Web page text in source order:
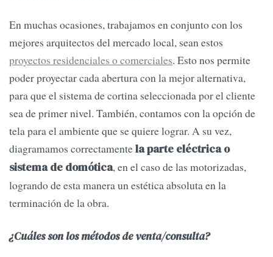
En muchas ocasiones, trabajamos en conjunto con los
mejores arquitectos del mercado local, sean estos
proyectos residenciales o comerciales. Esto nos permite
poder proyectar cada abertura con la mejor alternativa,
para que el sistema de cortina seleccionada por el cliente
sea de primer nivel. También, contamos con la opción de
tela para el ambiente que se quiere lograr. A su vez,
diagramamos correctamentela parte eléctrica o
sistema de domótica, en el caso de las motorizadas,
logrando de esta manera un estética absoluta en la
terminación de la obra.
¿Cuáles son los métodos de venta/consulta?